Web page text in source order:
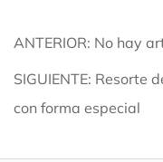
ANTERIOR: No hay
SIGUIENTE: Resorte
con forma especial